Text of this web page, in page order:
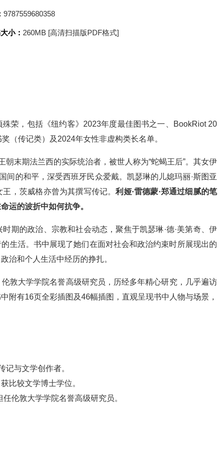
9787559680358
小： 260MB [高清扫描版PDF格式]
荣，包括《纽约客》2023年度最佳图书之一、BookRiot 20
（传记类）及2024年女性非虚构类长名单。
朝末期法兰西的实际统治者，被世人称为“蛇蝎王后”。其女伊
间的和平，深受西班牙民众爱戴。凯瑟琳的儿媳玛丽·斯图亚
，茨威格亦曾为其撰写传记。利娅·雷德蒙·郑通过细腻的笔
运的波折中如何抗争。
期的政治、宗教和社会动态，聚焦于凯瑟琳·德·美第奇、伊
生活。书中展现了她们在面对社会和政治约束时所展现出的
治和个人生活中经历的挣扎。
敦大学学院名誉高级研究员，历经多年精心研究，几乎遍访
附有16页全彩插图及46幅插图，直观呈现书中人物与场景，
记与文学创作者。
比较文学博士学位。
伦敦大学学院名誉高级研究员。